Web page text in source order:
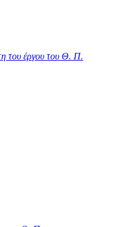
του έργου του Θ. Π.